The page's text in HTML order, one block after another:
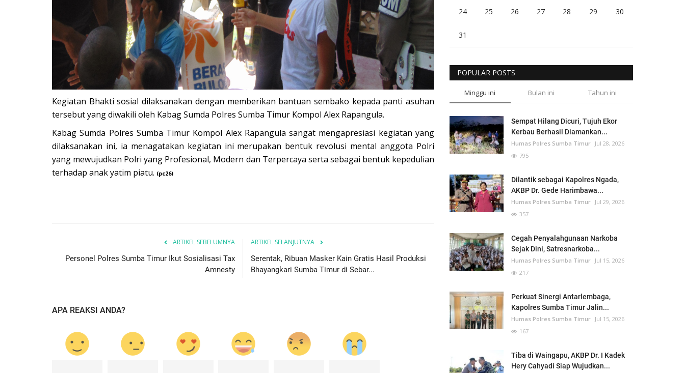
Kegiatan Bhakti sosial dilaksanakan dengan memberikan bantuan sembako kepada panti asuhan
tersebut yang diwakili oleh Kabag Sumda Polres Sumba Timur Kompol Alex Rapangula.
Kabag Sumda Polres Sumba Timur Kompol Alex Rapangula sangat mengapresiasi kegiatan yang
dilaksanakan ini, ia menagatakan kegiatan ini merupakan bentuk revolusi mental anggota Polri
yang mewujudkan Polri yang Profesional, Modern dan Terpercaya serta sebagai bentuk kepedulian
terhadap anak yatim piatu. (pc26)
ARTIKEL SEBELUMNYA
Personel Polres Sumba Timur Ikut Sosialisasi Tax
Amnesty
ARTIKEL SELANJUTNYA
Serentak, Ribuan Masker Kain Gratis Hasil Produksi
Bhayangkari Sumba Timur di Sebar...
APA REAKSI ANDA?
24 25 26 27 28 29 30
31
POPULAR POSTS
Minggu ini Bulan ini Tahun ini
Sempat Hilang Dicuri, Tujuh Ekor
Kerbau Berhasil Diamankan...
Humas Polres Sumba Timur Jul 28, 2026
795
Dilantik sebagai Kapolres Ngada,
AKBP Dr. Gede Harimbawa...
Humas Polres Sumba Timur Jul 29, 2026
357
Cegah Penyalahgunaan Narkoba
Sejak Dini, Satresnarkoba...
Humas Polres Sumba Timur Jul 15, 2026
217
Perkuat Sinergi Antarlembaga,
Kapolres Sumba Timur Jalin...
Humas Polres Sumba Timur Jul 15, 2026
167
Tiba di Waingapu, AKBP Dr. I Kadek
Hery Cahyadi Siap Wujudkan...